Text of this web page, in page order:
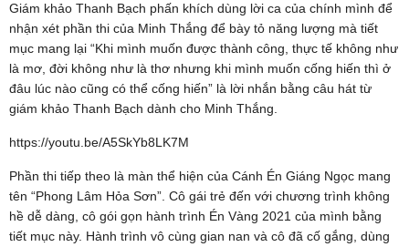
Giám khảo Thanh Bạch phấn khích dùng lời ca của chính mình để
nhận xét phần thi của Minh Thắng để bày tỏ năng lượng mà tiết
mục mang lại “Khi mình muốn được thành công, thực tế không như
là mơ, đời không như là thơ nhưng khi mình muốn cống hiến thì ở
đâu lúc nào cũng có thể cống hiến” là lời nhắn bằng câu hát từ
giám khảo Thanh Bạch dành cho Minh Thắng.
https://youtu.be/A5SkYb8LK7M
Phần thi tiếp theo là màn thể hiện của Cánh Én Giáng Ngọc mang
tên “Phong Lâm Hỏa Sơn”. Cô gái trẻ đến với chương trình không
hề dễ dàng, cô gói gọn hành trình Én Vàng 2021 của mình bằng
tiết mục này. Hành trình vô cùng gian nan và cô đã cố gắng, dùng